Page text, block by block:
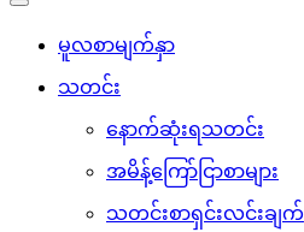
Toggle
မူလစာမျက်နှာ
သတင်း
နောက်ဆုံးရသတင်း
အမိန့်ကြော်ငြာစာများ
သတင်းစာရှင်းလင်းချက်